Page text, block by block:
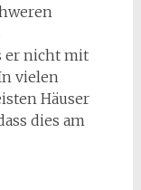
er nicht mit
vielen
Häuser
dies am